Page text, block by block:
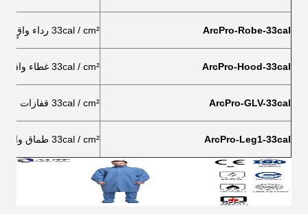
ArcPro-Robe-33cal 33cal / cm² رداء واقٍ من الوميض القوسي
ArcPro-Hood-33cal 33cal / cm² غطاء واقٍ من الوميض القوسي
ArcPro-GLV-33cal 33cal / cm² قفازات واقية من الوميض القوسي
ArcPro-Leg1-33cal 33cal / cm² طماق واقية قوس فلاش